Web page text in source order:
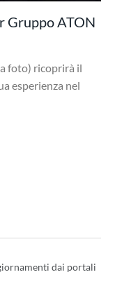
Gruppo ATON
foto) ricoprirà il
esperienza nel
dai portali